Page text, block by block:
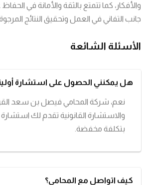
والأفكار، كما تتمتع بالثقة والأمانة في
جانب التفاني في العمل وتحقيق النتائج
الأسئلة الشائعة
هل يمكنني الحصول على استشارة
نعم، شركة المحامي فيصل بن سعد
والاستشارة القانونية تقدم لك استشارة
بتكلفة مخفضة.
كيف اتواصل مع المحامي؟